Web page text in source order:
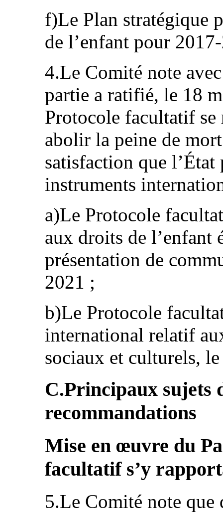
f)Le Plan stratégique
de l’enfant pour
4.Le Comité note
partie a ratifié, le 18
Protocole facultatif se
abolir la peine de
satisfaction que
instruments
a)Le Protocole
aux droits de l’enfant
présentation de
2021 ;
b)Le Protocole
international relatif
sociaux et culturels,
C.Principaux sujets
recommandations
Mise en œuvre du
facultatif s’y
5.Le Comité note que